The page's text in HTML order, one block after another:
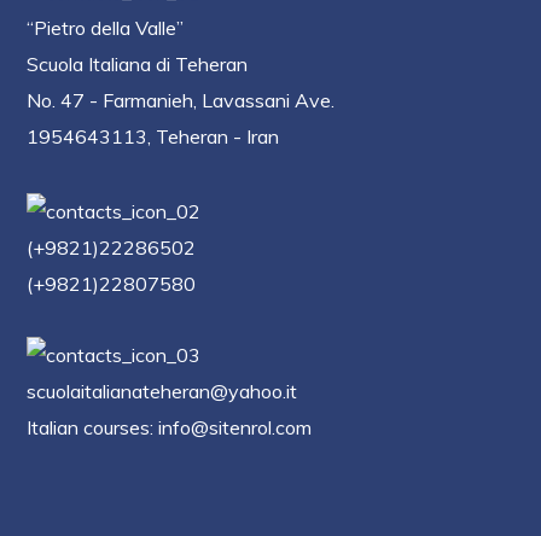
“Pietro della Valle”
Scuola Italiana di Teheran
No. 47 - Farmanieh, Lavassani Ave.
1954643113, Teheran - Iran
(+9821)22286502
(+9821)22807580
scuolaitalianateheran@yahoo.it
Italian courses: info@sitenrol.com